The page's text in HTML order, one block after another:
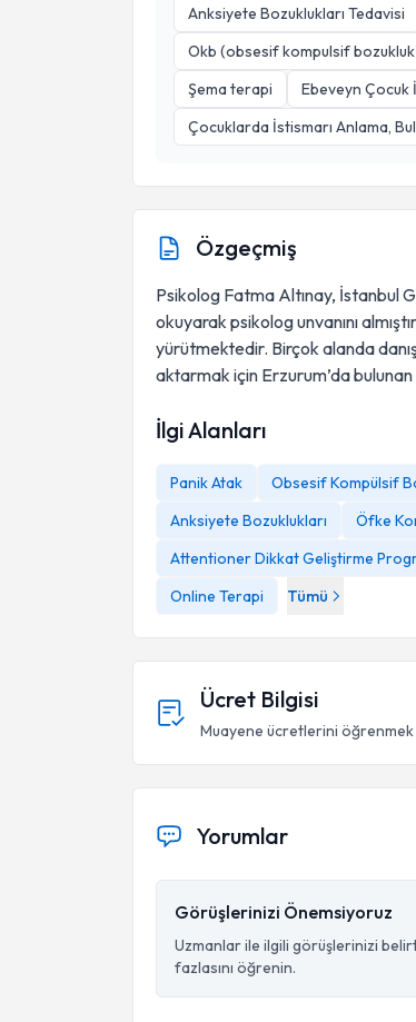
Anksiyete Bozuklukları Tedavisi
Okb (obsesif kompulsif
Şema terapi
Ebeveyn Çocuk
Çocuklarda İstismarı Anlama,
Özgeçmiş
Psikolog Fatma Altınay, İstanbul
okuyarak psikolog unvanını
yürütmektedir. Birçok alanda
aktarmak için Erzurum’da
İlgi Alanları
Panik Atak Obsesif Kompülsif
Anksiyete Bozuklukları
Öfke
Attentioner Dikkat Geliştirme
Online Terapi
Tümü
Ücret Bilgisi
Muayene ücretlerini
Yorumlar
Görüşlerinizi Önemsiyoruz
Uzmanlar ile ilgili görüşlerinizi
fazlasını öğrenin.